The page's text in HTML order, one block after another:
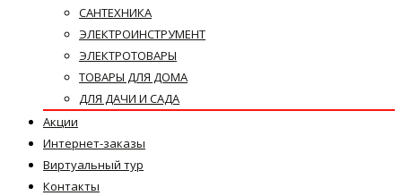
САНТЕХНИКА
ЭЛЕКТРОИНСТРУМЕНТ
ЭЛЕКТРОТОВАРЫ
ТОВАРЫ ДЛЯ ДОМА
ДЛЯ ДАЧИ И САДА
Акции
Интернет-заказы
Виртуальный тур
Контакты